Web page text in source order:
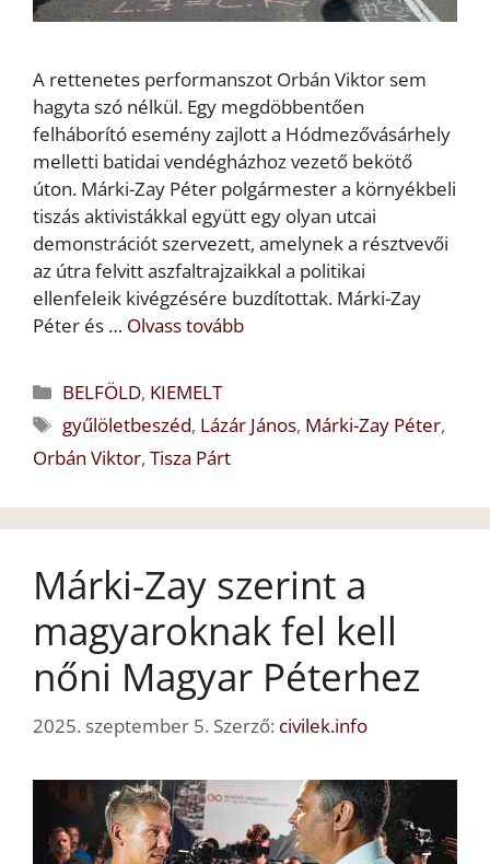
A rettenetes performanszot Orbán Viktor sem
hagyta szó nélkül. Egy megdöbbentően
felháborító esemény zajlott a Hódmezővásárhely
melletti batidai vendégházhoz vezető bekötő
úton. Márki-Zay Péter polgármester a környékbeli
tiszás aktivistákkal együtt egy olyan utcai
demonstrációt szervezett, amelynek a résztvevői
az útra felvitt aszfaltrajzaikkal a politikai
ellenfeleik kivégzésére buzdítottak. Márki-Zay
Péter és … Olvass tovább
Kategória
BELFÖLD, KIEMELT
Címkék
gyűlöletbeszéd, Lázár János, Márki-Zay Péter,
Orbán Viktor, Tisza Párt
Márki-Zay szerint a
magyaroknak fel kell
nőni Magyar Péterhez
2025. szeptember 5. Szerző: civilek.info